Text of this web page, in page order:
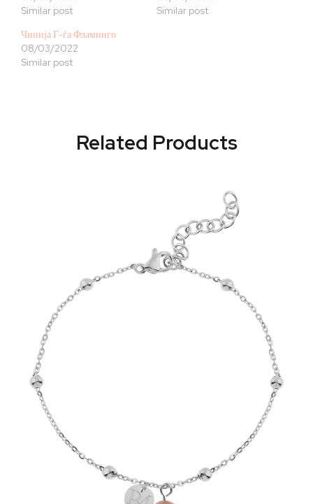
Similar post
Similar post
Чинија Г-ѓа Фламинго
08/03/2022
Similar post
Related Products